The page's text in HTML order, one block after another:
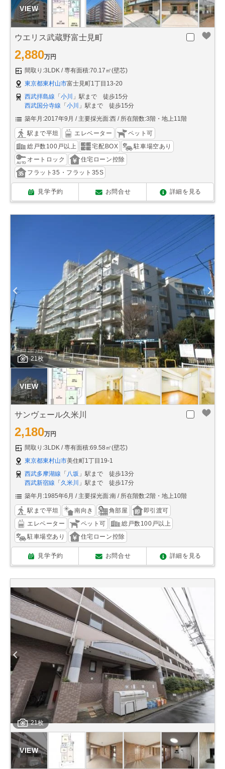
ウエリス武蔵野富士見町
2,880万円
間取り:3LDK
専有面積:70.17㎡(壁芯)
東京都東村山市富士見町1丁目13-20
西武拝島線 「小川
」駅まで 徒歩15分
西武国分寺線 「小川
」駅まで 徒歩15分
築年月:2017年9月
主要採光面:西 所在階数:3階・地上11階
駅まで平坦 エレベーター
ペット可
総戸数100戸以上
宅配BOX
駐車場空あり
オートロック
住宅ローン控除
フラット35・フラット35S
見学予約 お問合せ 詳細を見る
21枚
サンヴェール久米川
2,180万円
間取り:3LDK
専有面積:69.58㎡(壁芯)
東京都東村山市美住町1丁目19-1
西武多摩湖線 「 八坂 」駅まで 徒歩13分
西武新宿線 「 久米川
」駅まで 徒歩17分
築年月:1985年6月
主要採光面:南 所在階数:2階・地上10階
駅まで平坦 南向き 角部屋
即引渡可
エレベーター
ペット可
総戸数100戸以上
駐車場空あり
住宅ローン控除
見学予約 お問合せ 詳細を見る
21枚